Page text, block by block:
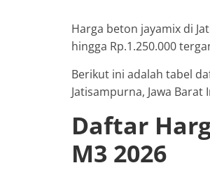
Harga beton jayamix di
hingga Rp.1.250.000
Berikut ini adalah tabel
Jatisampurna, Jawa Barat
Daftar
M3 2026